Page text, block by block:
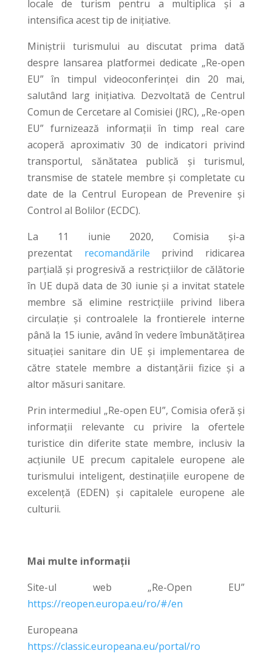
locale de turism pentru a multiplica și a
intensifica acest tip de inițiative.
Miniștrii turismului au discutat prima dată
despre lansarea platformei dedicate „Re-open
EU” în timpul videoconferinței din 20 mai,
salutând larg inițiativa. Dezvoltată de Centrul
Comun de Cercetare al Comisiei (JRC), „Re-open
EU” furnizează informații în timp real care
acoperă aproximativ 30 de indicatori privind
transportul, sănătatea publică și turismul,
transmise de statele membre și completate cu
date de la Centrul European de Prevenire și
Control al Bolilor (ECDC).
La 11 iunie 2020, Comisia și-a
prezentat recomandările privind ridicarea
parțială și progresivă a restricțiilor de călătorie
în UE după data de 30 iunie și a invitat statele
membre să elimine restricțiile privind libera
circulație și controalele la frontierele interne
până la 15 iunie, având în vedere îmbunătățirea
situației sanitare din UE și implementarea de
către statele membre a distanțării fizice și a
altor măsuri sanitare.
Prin intermediul „Re-open EU”, Comisia oferă și
informații relevante cu privire la ofertele
turistice din diferite state membre, inclusiv la
acțiunile UE precum capitalele europene ale
turismului inteligent, destinațiile europene de
excelență (EDEN) și capitalele europene ale
culturii.
Mai multe informații
Site-ul web „Re-Open EU”
https://reopen.europa.eu/ro/#/en
Europeana
https://classic.europeana.eu/portal/ro